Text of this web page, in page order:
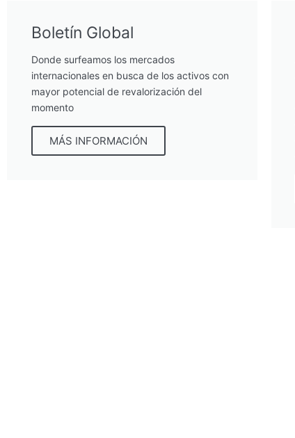
Boletín Global
Donde surfeamos los mercados
internacionales en busca de los activos con
mayor potencial de revalorización del
momento
MÁS INFORMACIÓN